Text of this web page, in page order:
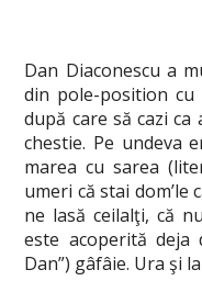
Dan Diaconescu a
din pole-position
după care să cazi
chestie. Pe undeva
marea cu sarea
umeri că stai dom’le
ne lasă ceilalţi, că
este acoperită deja
Dan”) gâfâie. Ura şi